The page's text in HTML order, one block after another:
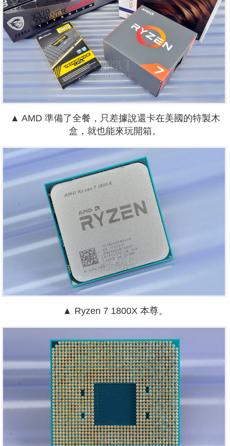
▲ AMD 準備了全餐，只差據說還卡在美國的特製木
盒，就也能來玩開箱。
▲ Ryzen 7 1800X 本尊。